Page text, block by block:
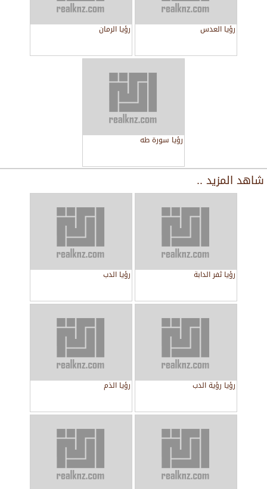
رؤيا العدس رؤيا الرمان
رؤيا سورة طه
شاهد المزيد ..
رؤيا ثفر الدابة رؤيا الدب
رؤيا رؤية الدب رؤيا الذم